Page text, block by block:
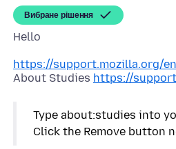
Вибране рішення
https://support.mozilla.org/
About Studies https://
Type about:studies into
Click the Remove button